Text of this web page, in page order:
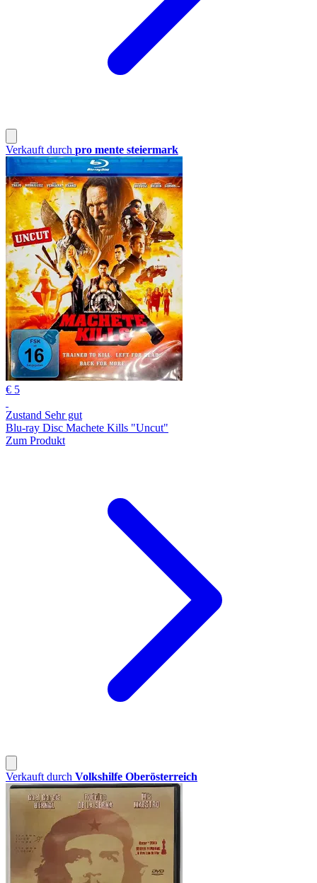
Verkauft durch pro mente steiermark
€ 5
Zustand Sehr gut
Blu-ray Disc Machete Kills "Uncut"
Zum Produkt
Verkauft durch Volkshilfe Oberösterreich